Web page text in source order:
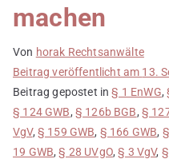
machen
Von horak Rechtsanwälte
Beitrag veröffentlicht am 13.
Beitrag gepostet in§ 1 EnWG,
§ 124 GWB, § 126b BGB, §
VgV, § 159 GWB, § 166 GWB,
19 GWB,§ 28 UVgO,§ 3 VgV,